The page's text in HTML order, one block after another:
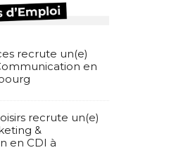
recrute un(e)
en
recrute un(e)
&
en CDI à